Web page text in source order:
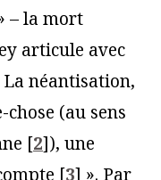
– la mort
articule avec
néantisation,
chose (au sens
[2]), une
[3] ». Par